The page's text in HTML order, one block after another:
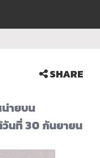
SHARE
ายบน
นที่ 30 กันยายน